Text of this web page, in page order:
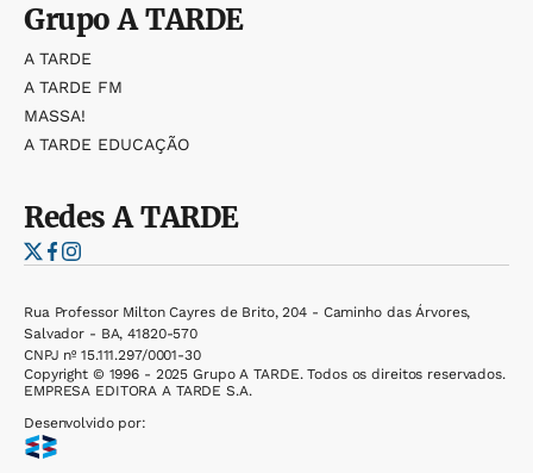
GrupoA TARDE
A TARDE
A TARDE FM
MASSA!
A TARDE EDUCAÇÃO
RedesA TARDE
Rua Professor Milton Cayres de Brito, 204 - Caminho das Árvores,
Salvador - BA, 41820-570
CNPJ nº 15.111.297/0001-30
Copyright © 1996 - 2025 Grupo A TARDE. Todos os direitos reservados.
EMPRESA EDITORA A TARDE S.A.
Desenvolvido por: